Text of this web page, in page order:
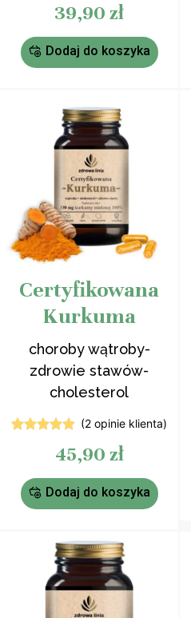
39,90 zł
Dodaj do koszyka
Certyfikowana
Kurkuma
choroby wątroby-
zdrowie stawów-
cholesterol
na 5
podstawie
ocen
klientów
(2opinie klienta)
45,90 zł
Dodaj do koszyka